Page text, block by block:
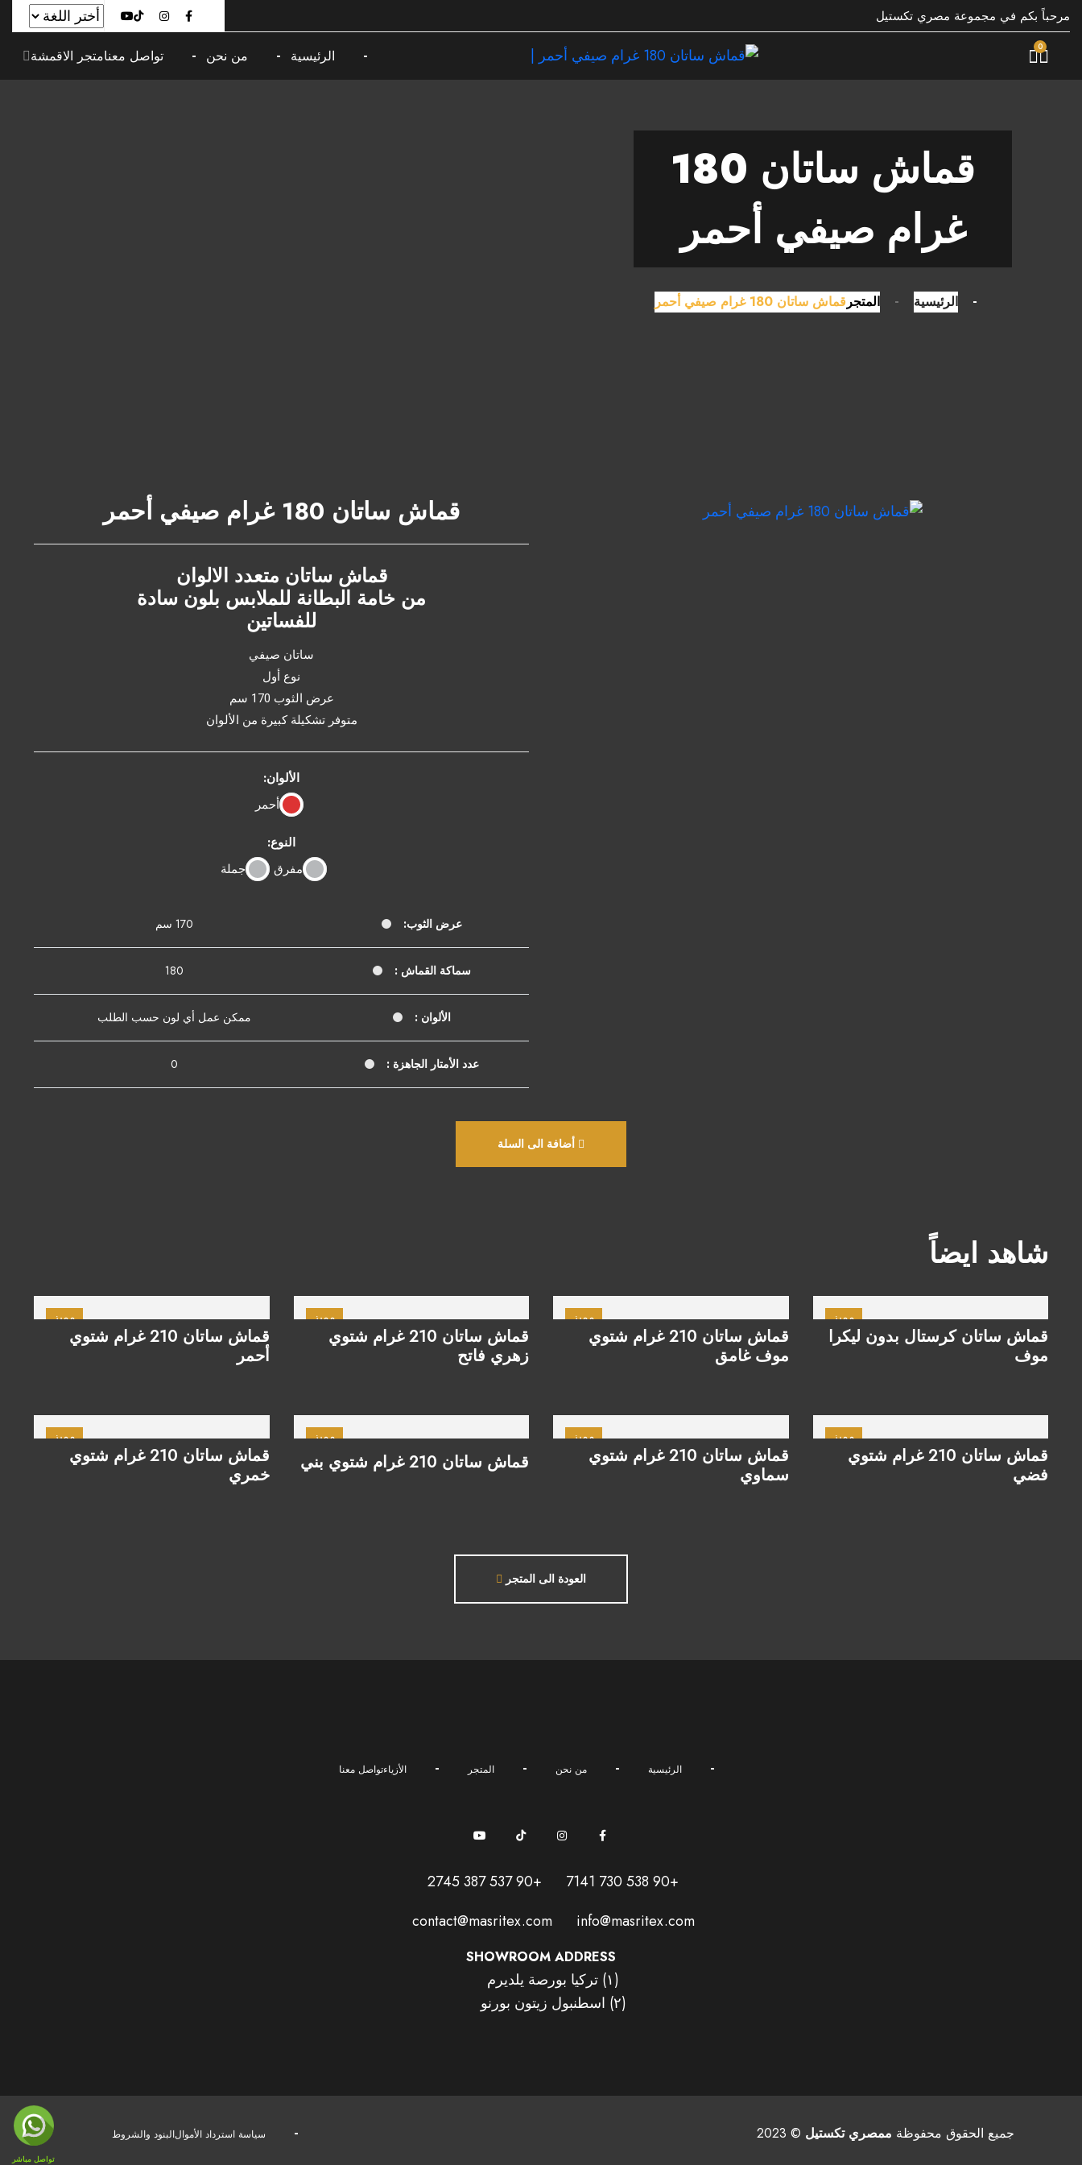
مرحباً بكم في مجموعة مصري تكستيل
0
الرئيسية من نحن تواصل معنامتجر الاقمشة
قماش ساتان 180
غرام صيفي أحمر
الرئيسية المتجرقماش ساتان 180 غرام صيفي أحمر
قماش ساتان 180 غرام صيفي أحمر
قماش ساتان متعدد الالوان
من خامة البطانة للملابس بلون سادة
للفساتين
ساتان صيفي
نوع أول
عرض الثوب 170 سم
متوفر تشكيلة كبيرة من الألوان
الألوان:
أحمر
النوع:
مفرق
جملة
عرض الثوب: 170 سم
سماكة القماش : 180
الألوان : ممكن عمل أي لون حسب الطلب
عدد الأمتار الجاهزة : 0
أضافة الى السلة
شاهد ايضاً
مميز
قماش ساتان كرستال بدون ليكرا
موف
مميز
قماش ساتان 210 غرام شتوي
موف غامق
مميز
قماش ساتان 210 غرام شتوي
زهري فاتح
مميز
قماش ساتان 210 غرام شتوي
أحمر
مميز
قماش ساتان 210 غرام شتوي
فضي
مميز
قماش ساتان 210 غرام شتوي
سماوي
مميز
قماش ساتان 210 غرام شتوي بني
مميز
قماش ساتان 210 غرام شتوي
خمري
العودة الى المتجر
الرئيسية من نحن المتجر الأزياءتواصل معنا
+90 538 730 7141
+90 537 387 2745
info@masritex.com
contact@masritex.com
SHOWROOM ADDRESS
(١) تركيا بورصة يلديرم
(٢) اسطنبول زيتون بورنو
جميع الحقوق محفوظة ممصري تكستيل © 2023 سياسة استرداد الأموالالبنود والشروط
تواصل مباشر